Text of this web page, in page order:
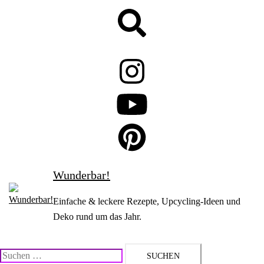
Wunderbar!
Einfache & leckere Rezepte, Upcycling-Ideen und
Deko rund um das Jahr.
Suchen